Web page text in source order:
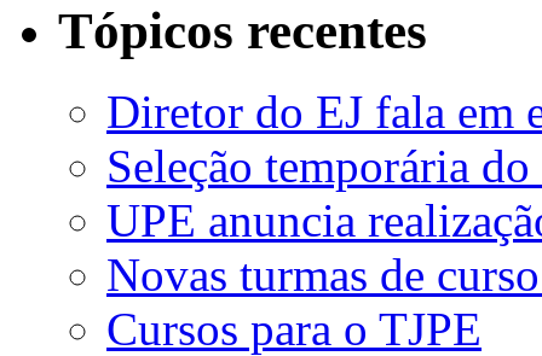
Tópicos recentes
Diretor do EJ fala em
Seleção temporária
UPE anuncia
Novas turmas de
Cursos para o TJPE